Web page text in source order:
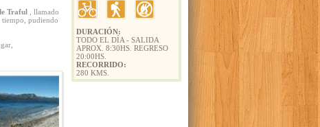
Traful , llamado
tiempo, pudiendo
DURACIÓN:
TODO EL DÍA - SALIDA
APROX. 8:30HS. REGRESO
20:00HS.
RECORRIDO:
280 KMS.